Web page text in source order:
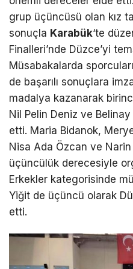
grup üçüncüsü olan kız
sonuçla Karabük‘te
Finalleri’nde Düzce’yi
Müsabakalarda
de başarılı sonuçlara
madalya kazanarak
Nil Pelin Deniz ve
etti. Maria Bidanok,
Nisa Ada Özcan ve
üçüncülük derecesiyle
Erkekler kategorisinde
Yiğit de üçüncü olarak
etti.